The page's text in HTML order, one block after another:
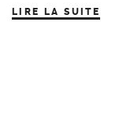
LIRE LA SUITE